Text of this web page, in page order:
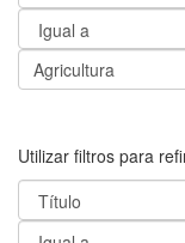
Utilizar filtros para